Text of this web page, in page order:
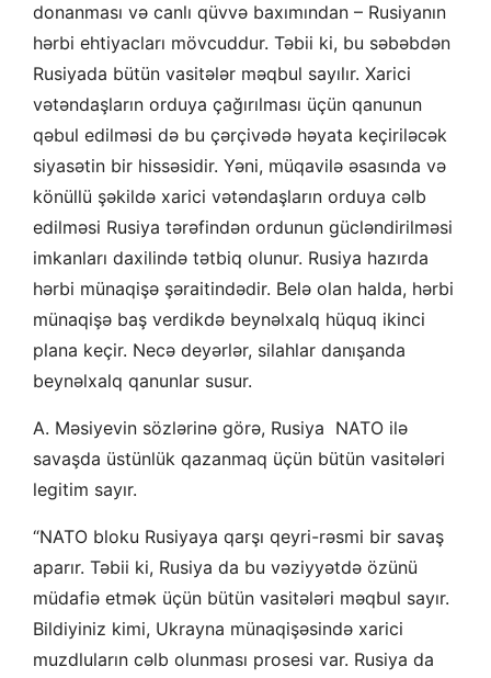
donanması və canlı qüvvə baxımından – Rusiyanın
hərbi ehtiyacları mövcuddur. Təbii ki, bu səbəbdən
Rusiyada bütün vasitələr məqbul sayılır. Xarici
vətəndaşların orduya çağırılması üçün qanunun
qəbul edilməsi də bu çərçivədə həyata keçiriləcək
siyasətin bir hissəsidir. Yəni, müqavilə əsasında və
könüllü şəkildə xarici vətəndaşların orduya cəlb
edilməsi Rusiya tərəfindən ordunun gücləndirilməsi
imkanları daxilində tətbiq olunur. Rusiya hazırda
hərbi münaqişə şəraitindədir. Belə olan halda, hərbi
münaqişə baş verdikdə beynəlxalq hüquq ikinci
plana keçir. Necə deyərlər, silahlar danışanda
beynəlxalq qanunlar susur.
A. Məsiyevin sözlərinə görə, Rusiya NATO ilə
savaşda üstünlük qazanmaq üçün bütün vasitələri
legitim sayır.
“NATO bloku Rusiyaya qarşı qeyri-rəsmi bir savaş
aparır. Təbii ki, Rusiya da bu vəziyyətdə özünü
müdafiə etmək üçün bütün vasitələri məqbul sayır.
Bildiyiniz kimi, Ukrayna münaqişəsində xarici
muzdluların cəlb olunması prosesi var. Rusiya da